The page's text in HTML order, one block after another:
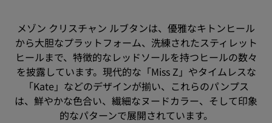
メゾン クリスチャン ルブタンは、優雅なキトンヒール
から大胆なプラットフォーム、洗練されたスティレット
ヒールまで、特徴的なレッドソールを持つヒールの数々
を披露しています。現代的な「Miss Z」やタイムレスな
「Kate」などのデザインが揃い、これらのパンプス
は、鮮やかな色合い、繊細なヌードカラー、そして印象
的なパターンで展開されています。